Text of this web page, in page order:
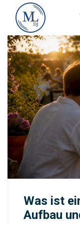
Was ist
Aufbau